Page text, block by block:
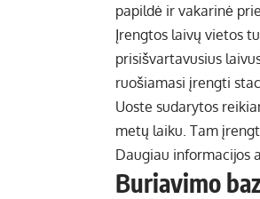
papildė ir vakarinė
Įrengtos laivų vietos
prisišvartavusius
ruošiamasi įrengti
Uoste sudarytos
metų laiku. Tam
Daugiau informacijos
Buriavimo